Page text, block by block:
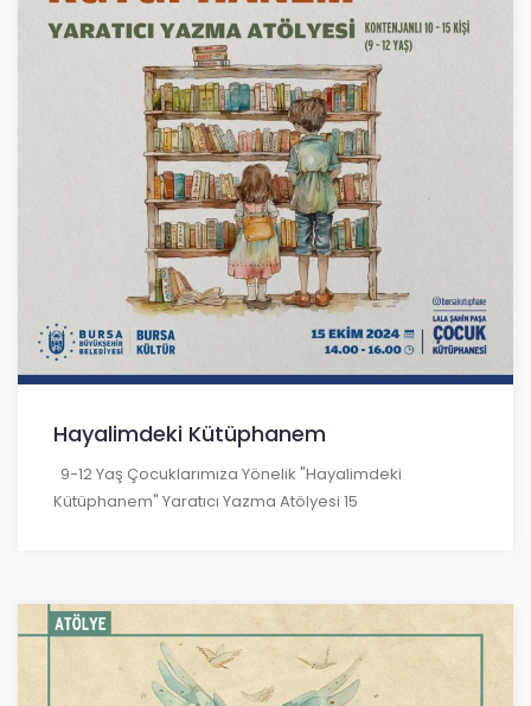
Hayalimdeki Kütüphanem
9-12 Yaş Çocuklarımıza Yönelik "Hayalimdeki
Kütüphanem" Yaratıcı Yazma Atölyesi 15